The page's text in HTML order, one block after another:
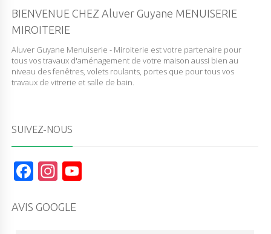
BIENVENUE CHEZ Aluver Guyane MENUISERIE
MIROITERIE
Aluver Guyane Menuiserie - Miroiterie est votre partenaire pour
tous vos travaux d'aménagement de votre maison aussi bien au
niveau des fenêtres, volets roulants, portes que pour tous vos
travaux de vitrerie et salle de bain.
SUIVEZ-NOUS
F
c
In
a
AVIS GOOGLE